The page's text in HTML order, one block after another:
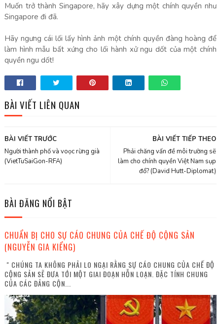
Muốn trở thành Singapore, hãy xây dựng một chính quyền như
Singapore đi đã.
Hãy ngưng cái lối lấy hình ảnh một chính quyền đàng hoàng để
làm hình mẫu bất xứng cho lối hành xử ngu dốt của một chính
quyền ngu dốt!
BÀI VIẾT LIÊN QUAN
BÀI VIẾT TIẾP THEO
Phải chăng vấn đề môi trường sẽ
làm cho chính quyền Việt Nam sụp
đổ? (David Hutt-Diplomat)
BÀI VIẾT TRƯỚC
Người thành phố và voọc rừng già
(VietTuSaiGon-RFA)
BÀI ĐĂNG NỔI BẬT
CHUẨN BỊ CHO SỰ CÁO CHUNG CỦA CHẾ ĐỘ CỘNG SẢN
(NGUYỄN GIA KIỂNG)
" CHÚNG TA KHÔNG PHẢI LO NGẠI RẰNG SỰ CÁO CHUNG CỦA CHẾ ĐỘ
CỘNG SẢN SẼ ĐƯA TỚI MỘT GIAI ĐOẠN HỖN LOẠN. ĐẶC TÍNH CHUNG
CỦA CÁC ĐẢNG CỘN...